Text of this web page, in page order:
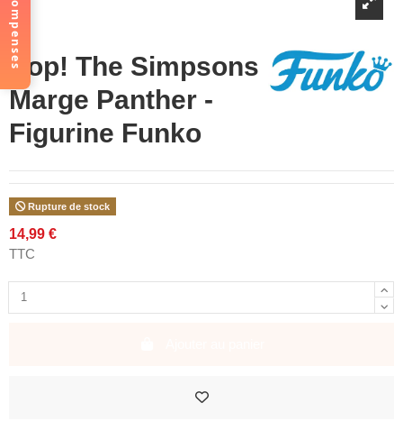
Pop! The Simpsons
Marge Panther -
Figurine Funko
Rupture de stock
14,99 €
TTC
Récompenses